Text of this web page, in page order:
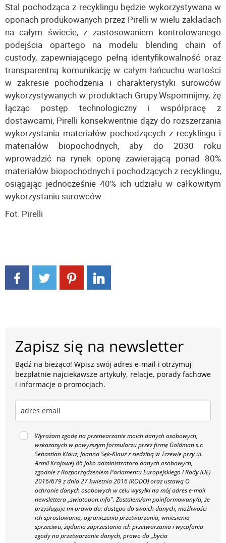
Stal pochodząca z recyklingu będzie wykorzystywana w
oponach produkowanych przez Pirelli w wielu zakładach
na całym świecie, z zastosowaniem kontrolowanego
podejścia opartego na modelu blending chain of
custody, zapewniającego pełną identyfikowalność oraz
transparentną komunikację w całym łańcuchu wartości
w zakresie pochodzenia i charakterystyki surowców
wykorzystywanych w produktach Grupy.Wspomnijmy, żę
łącząc postęp technologiczny i współpracę z
dostawcami, Pirelli konsekwentnie dąży do rozszerzania
wykorzystania materiałów pochodzących z recyklingu i
materiałów biopochodnych, aby do 2030 roku
wprowadzić na rynek oponę zawierającą ponad 80%
materiałów biopochodnych i pochodzących z recyklingu,
osiągając jednocześnie 40% ich udziału w całkowitym
wykorzystaniu surowców.
Fot. Pirelli
Zapisz się na newsletter
Bądź na bieżąco! Wpisz swój adres e-mail i otrzymuj
bezpłatnie najciekawsze artykuły, relacje, porady fachowe
i informacje o promocjach.
Wyrażam zgodę na przetwarzanie moich danych osobowych,
wskazanych w powyższym formularzu przez firmę Goldman s.c.
Sebastian Klauz, Joanna Sęk-Klauz z siedzibą w Tczewie przy ul.
Armii Krajowej 86 jako administratora danych osobowych,
zgodnie z Rozporządzeniem Parlamentu Europejskiego i Rady (UE)
2016/679 z dnia 27 kwietnia 2016 (RODO) oraz ustawą O
ochronie danych osobowych w celu wysyłki na mój adres e-mail
newslettera „swiatopon.info". Zostałem/am poinformowany/a, że
przysługuje mi prawo do: dostępu do swoich danych, możliwości
ich sprostowania, ograniczenia przetwarzania, wniesienia
sprzeciwu, żądania zaprzestania ich przetwarzania i wycofania
zgody na przetwarzanie danych, prawo do „bycia